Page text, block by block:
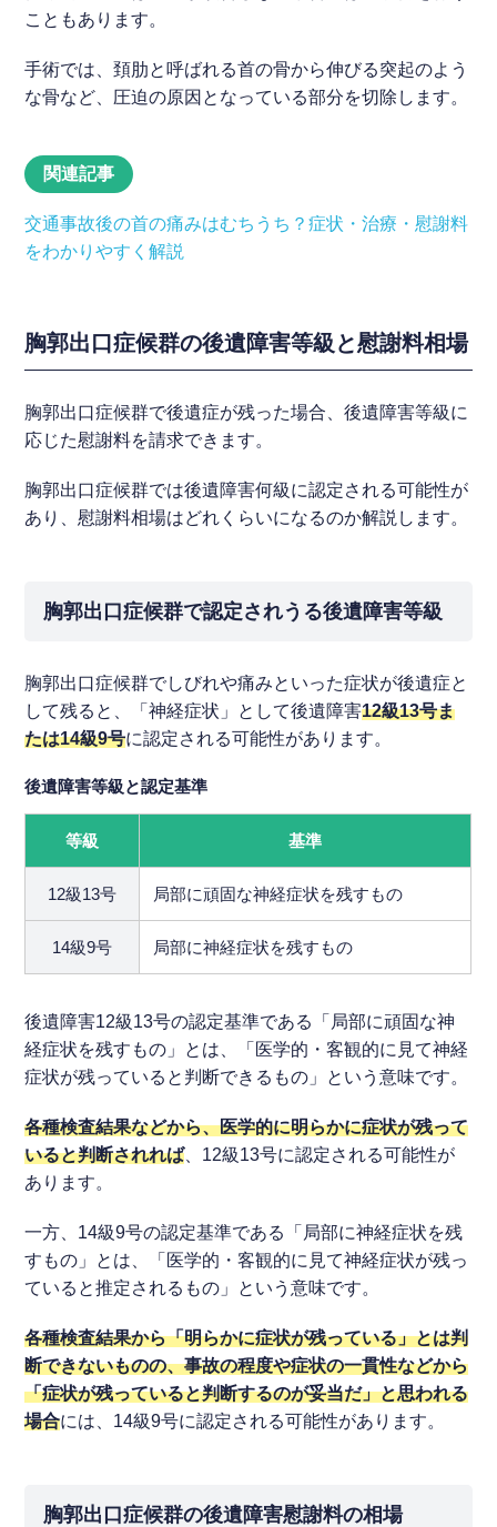
こともあります。
手術では、頚肋と呼ばれる首の骨から伸びる突起のよう
な骨など、圧迫の原因となっている部分を切除します。
関連記事
交通事故後の首の痛みはむちうち？症状・治療・慰謝料
をわかりやすく解説
胸郭出口症候群の後遺障害等級と慰謝料相場
胸郭出口症候群で後遺症が残った場合、後遺障害等級に
応じた慰謝料を請求できます。
胸郭出口症候群では後遺障害何級に認定される可能性が
あり、慰謝料相場はどれくらいになるのか解説します。
胸郭出口症候群で認定されうる後遺障害等級
胸郭出口症候群でしびれや痛みといった症状が後遺症と
して残ると、「神経症状」として後遺障害12級13号ま
たは14級9号に認定される可能性があります。
後遺障害等級と認定基準
等級 基準
12級13号 局部に頑固な神経症状を残すもの
14級9号 局部に神経症状を残すもの
後遺障害12級13号の認定基準である「局部に頑固な神
経症状を残すもの」とは、「医学的・客観的に見て神経
症状が残っていると判断できるもの」という意味です。
各種検査結果などから、医学的に明らかに症状が残って
いると判断されれば、12級13号に認定される可能性が
あります。
一方、14級9号の認定基準である「局部に神経症状を残
すもの」とは、「医学的・客観的に見て神経症状が残っ
ていると推定されるもの」という意味です。
各種検査結果から「明らかに症状が残っている」とは判
断できないものの、事故の程度や症状の一貫性などから
「症状が残っていると判断するのが妥当だ」と思われる
場合には、14級9号に認定される可能性があります。
胸郭出口症候群の後遺障害慰謝料の相場